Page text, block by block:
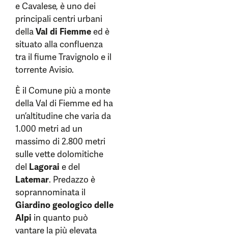
e Cavalese, è uno dei
principali centri urbani
dellaVal di Fiemmeed è
situato alla confluenza
tra il fiume Travignolo e il
torrente Avisio.
È il Comune più a monte
della Val di Fiemme ed ha
un’altitudine che varia da
1.000 metri ad un
massimo di 2.800 metri
sulle vette dolomitiche
del Lagorai e del
Latemar. Predazzo è
soprannominata il
Giardino geologico delle
Alpi in quanto può
vantare la più elevata